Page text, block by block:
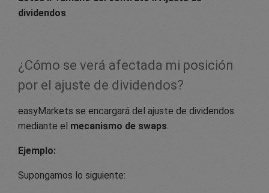
dividendos
¿Cómo se verá afectada mi posición
por el ajuste de dividendos?
easyMarkets se encargará del ajuste de dividendos
mediante el mecanismo de swaps.
Ejemplo:
Supongamos lo siguiente: